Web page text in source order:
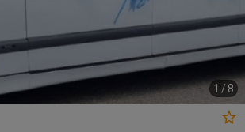
1 / 8